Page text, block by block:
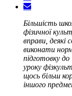
Більшість
фізичної
вправи,
виконати
підготовку
уроку
щось більш
іншого